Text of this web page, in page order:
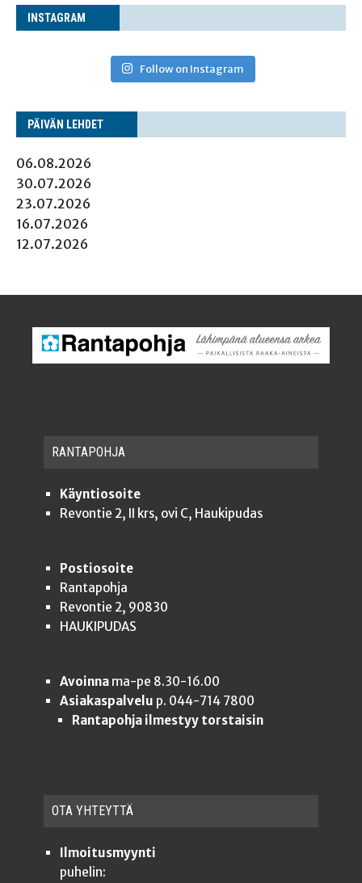
INS­TA­GRAM
Follow on Instagram
PÄI­VÄN LEHDET
06.08.2026
30.07.2026
23.07.2026
16.07.2026
12.07.2026
RAN­TA­POH­JA
Käyntiosoite
Revontie 2, II krs, ovi C, Haukipudas
Postiosoite
Rantapohja
Revontie 2, 90830
HAUKIPUDAS
Avoinnama-pe 8.30-16.00
Asiakaspalvelu p. 044-714 7800
Rantapohja ilmestyy torstaisin
OTA YHTEYT­TÄ
Ilmoitusmyynti
puhelin: